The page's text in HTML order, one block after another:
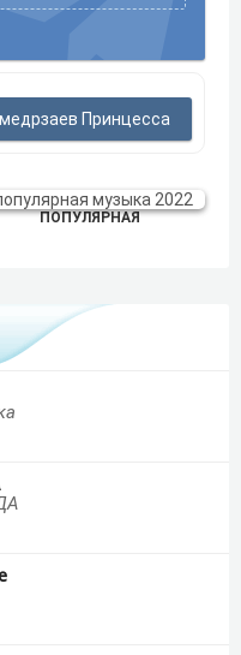
Принцесса
ПОПУЛЯРНАЯ